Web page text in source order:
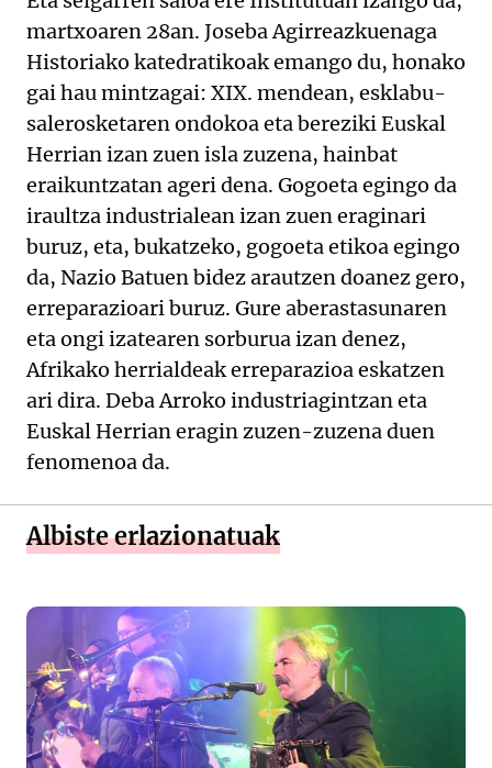
martxoaren 28an. Joseba Agirreazkuenaga
Historiako katedratikoak emango du, honako
gai hau mintzagai: XIX. mendean, esklabu-
salerosketaren ondokoa eta bereziki Euskal
Herrian izan zuen isla zuzena, hainbat
eraikuntzatan ageri dena. Gogoeta egingo da
iraultza industrialean izan zuen eraginari
buruz, eta, bukatzeko, gogoeta etikoa egingo
da, Nazio Batuen bidez arautzen doanez gero,
erreparazioari buruz. Gure aberastasunaren
eta ongi izatearen sorburua izan denez,
Afrikako herrialdeak erreparazioa eskatzen
ari dira. Deba Arroko industriagintzan eta
Euskal Herrian eragin zuzen-zuzena duen
fenomenoa da.
Albiste erlazionatuak